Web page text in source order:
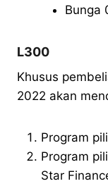
Bunga
L300
Khusus
2022 akan
Program
Program
Star